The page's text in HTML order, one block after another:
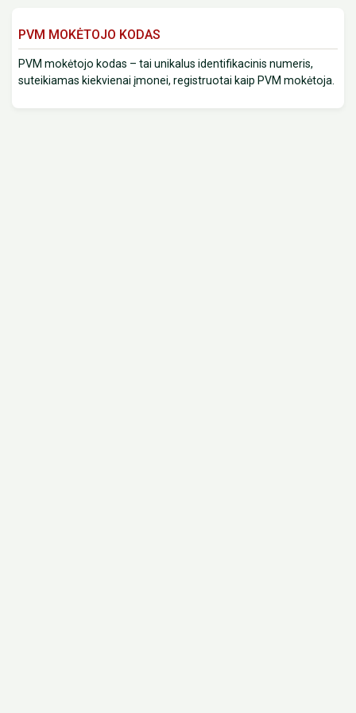
PVM MOKĖTOJO KODAS
PVM mokėtojo kodas – tai unikalus identifikacinis numeris,
suteikiamas kiekvienai įmonei, registruotai kaip PVM mokėtoja.